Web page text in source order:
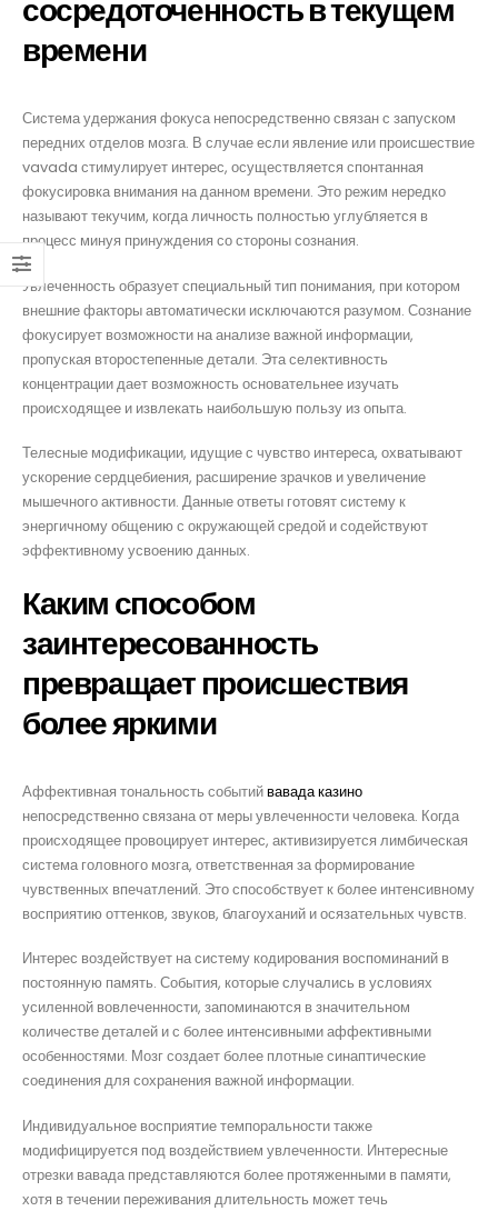
сосредоточенность в текущем
времени
Система удержания фокуса непосредственно связан с запуском
передних отделов мозга. В случае если явление или происшествие
vavada стимулирует интерес, осуществляется спонтанная
фокусировка внимания на данном времени. Это режим нередко
называют текучим, когда личность полностью углубляется в
процесс минуя принуждения со стороны сознания.
Увлеченность образует специальный тип понимания, при котором
внешние факторы автоматически исключаются разумом. Сознание
фокусирует возможности на анализе важной информации,
пропуская второстепенные детали. Эта селективность
концентрации дает возможность основательнее изучать
происходящее и извлекать наибольшую пользу из опыта.
Телесные модификации, идущие с чувство интереса, охватывают
ускорение сердцебиения, расширение зрачков и увеличение
мышечного активности. Данные ответы готовят систему к
энергичному общению с окружающей средой и содействуют
эффективному усвоению данных.
Каким способом
заинтересованность
превращает происшествия
более яркими
Аффективная тональность событийвавада казино
непосредственно связана от меры увлеченности человека. Когда
происходящее провоцирует интерес, активизируется лимбическая
система головного мозга, ответственная за формирование
чувственных впечатлений. Это способствует к более интенсивному
восприятию оттенков, звуков, благоуханий и осязательных чувств.
Интерес воздействует на систему кодирования воспоминаний в
постоянную память. События, которые случались в условиях
усиленной вовлеченности, запоминаются в значительном
количестве деталей и с более интенсивными аффективными
особенностями. Мозг создает более плотные синаптические
соединения для сохранения важной информации.
Индивидуальное восприятие темпоральности также
модифицируется под воздействием увлеченности. Интересные
отрезки вавада представляются более протяженными в памяти,
хотя в течении переживания длительность может течь